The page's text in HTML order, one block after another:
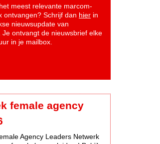
meest relevante marcom-
ontvangen? Schrijf dan hier in
nieuwsupdate van
ontvangt de nieuwsbrief elke
in je mailbox.
female agency
Agency Leaders Netwerk